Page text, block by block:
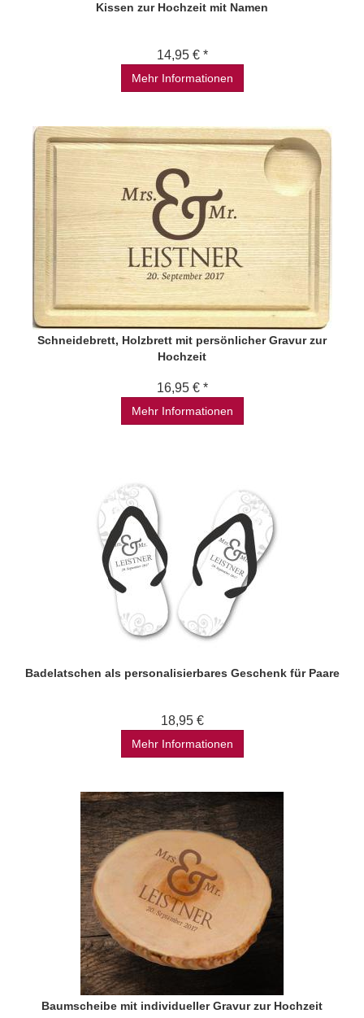
Kissen zur Hochzeit mit Namen
14,95 € *
Mehr Informationen
Schneidebrett, Holzbrett mit persönlicher Gravur zur
Hochzeit
16,95 € *
Mehr Informationen
Badelatschen als personalisierbares Geschenk für Paare
18,95 €
Mehr Informationen
Baumscheibe mit individueller Gravur zur Hochzeit